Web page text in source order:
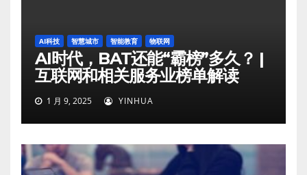
AI科技 智慧城市 智能教育 物联网
AI时代，BAT还能“霸榜”多久？ |
互联网和相关服务业榜单解读
1 月 9, 2025 YINHUA